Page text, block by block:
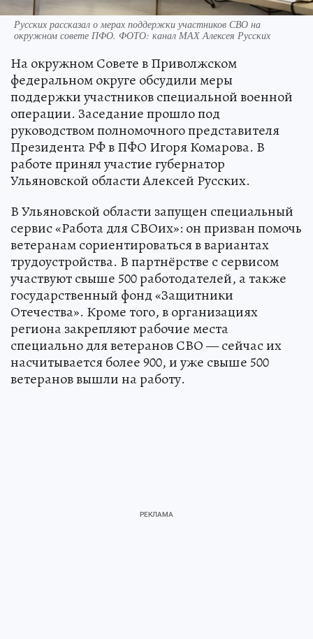
Русских рассказал о мерах поддержки участников СВО на
окружном совете ПФО. ФОТО: канал МАХ Алексея Русских
На окружном Совете в Приволжском
федеральном округе обсудили меры
поддержки участников специальной военной
операции. Заседание прошло под
руководством полномочного представителя
Президента РФ в ПФО Игоря Комарова. В
работе принял участие губернатор
Ульяновской области Алексей Русских.
В Ульяновской области запущен специальный
сервис «Работа для СВОих»: он призван помочь
ветеранам сориентироваться в вариантах
трудоустройства. В партнёрстве с сервисом
участвуют свыше 500 работодателей, а также
государственный фонд «Защитники
Отечества». Кроме того, в организациях
региона закрепляют рабочие места
специально для ветеранов СВО — сейчас их
насчитывается более 900, и уже свыше 500
ветеранов вышли на работу.